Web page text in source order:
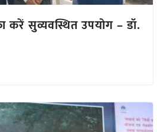
करें सुव्यवस्थित उपयोग – डॉ.